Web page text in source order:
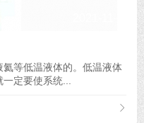
等低温液体的。低温液体
定要使系统...